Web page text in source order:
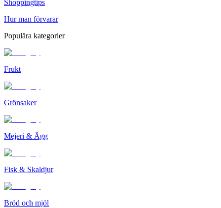
Shoppingtips
Hur man förvarar
Populära kategorier
Frukt
Grönsaker
Mejeri & Ägg
Fisk & Skaldjur
Bröd och mjöl